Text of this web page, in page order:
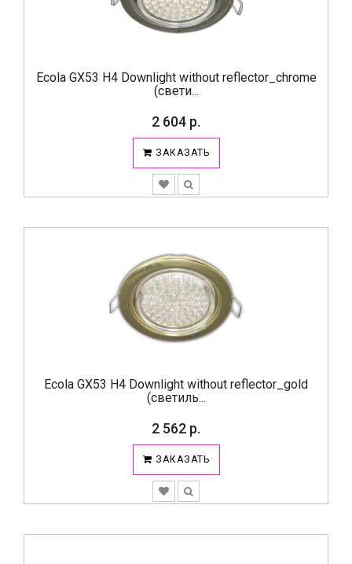
Ecola GX53 H4 Downlight without reflector_chrome
(свети...
2 604 р.
ЗАКАЗАТЬ
Ecola GX53 H4 Downlight without reflector_gold
(светиль...
2 562 р.
ЗАКАЗАТЬ